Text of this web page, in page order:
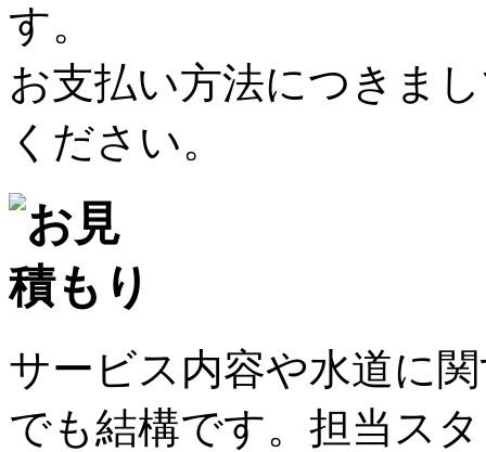
す。
お支払い方法につきま
ください。
サービス内容や水道に
でも結構です。担当ス